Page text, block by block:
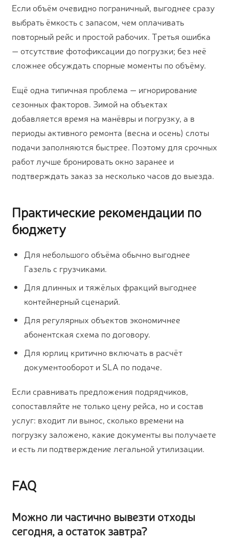
Если объём очевидно пограничный, выгоднее сразу
выбрать ёмкость с запасом, чем оплачивать
повторный рейс и простой рабочих. Третья ошибка
— отсутствие фотофиксации до погрузки; без неё
сложнее обсуждать спорные моменты по объёму.
Ещё одна типичная проблема — игнорирование
сезонных факторов. Зимой на объектах
добавляется время на манёвры и погрузку, а в
периоды активного ремонта (весна и осень) слоты
подачи заполняются быстрее. Поэтому для срочных
работ лучше бронировать окно заранее и
подтверждать заказ за несколько часов до выезда.
Практические рекомендации по
бюджету
Для небольшого объёма обычно выгоднее
Газель с грузчиками.
Для длинных и тяжёлых фракций выгоднее
контейнерный сценарий.
Для регулярных объектов экономичнее
абонентская схема по договору.
Для юрлиц критично включать в расчёт
документооборот и SLA по подаче.
Если сравнивать предложения подрядчиков,
сопоставляйте не только цену рейса, но и состав
услуг: входит ли вынос, сколько времени на
погрузку заложено, какие документы вы получаете
и есть ли подтверждение легальной утилизации.
FAQ
Можно ли частично вывезти отходы
сегодня, а остаток завтра?